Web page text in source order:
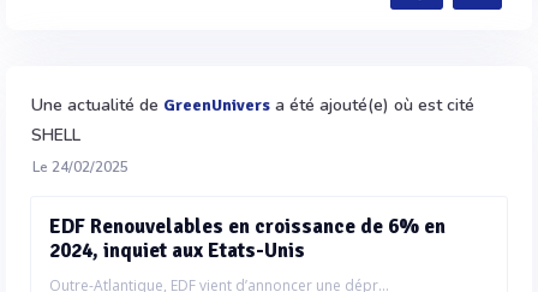
Une actualité de GreenUnivers a été ajouté(e) où est cité
SHELL
Le 24/02/2025
EDF Renouvelables en croissance de 6% en
2024, inquiet aux Etats-Unis
Outre-Atlantique, EDF vient d’annoncer une dépr...